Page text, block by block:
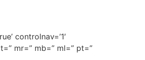
controlnav=’1′
mr=” mb=” ml=” pt=”